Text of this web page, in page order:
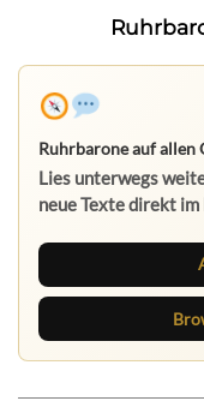
Ruhrbarone auf allen
Lies unterwegs
neue Texte direkt